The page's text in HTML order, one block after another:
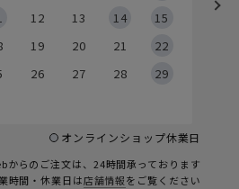
12 13 14
15
19 20 21
22
26 27 28
29
オンラインショップ休業日
からのご注文は、24時間承っております
時間・休業日は店舗情報をご覧ください